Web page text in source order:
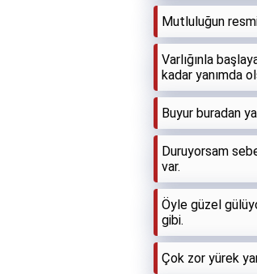
Mutluluğun
Varlığınla
kadar yanımda
Buyur buradan
Duruyorsam
var.
Öyle güzel
gibi.
Çok zor yürek